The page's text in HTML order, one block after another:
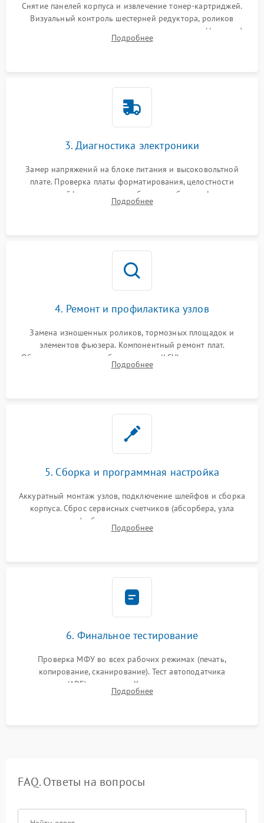
Снятие панелей корпуса и извлечение тонер-картриджей.
Визуальный контроль шестерней редуктора, роликов
захвата, термопленки и прижимного вала в печи (фьюзере).
Проверка оптики сканера на загрязнения.
Подробнее
3. Диагностика электроники
Замер напряжений на блоке питания и высоковольтной
плате. Проверка платы форматирования, целостности
плоских шлейфов сканера и работоспособности флажков и
оптопар (датчиков прохождения бумаги).
Подробнее
4. Ремонт и профилактика узлов
Замена изношенных роликов, тормозных площадок и
элементов фьюзера. Компонентный ремонт плат.
Обязательная очистка блока лазера (LSU), зеркал и тракта
печати от просыпанного тонера и бумажной пыли.
Подробнее
5. Сборка и программная настройка
Аккуратный монтаж узлов, подключение шлейфов и сборка
корпуса. Сброс сервисных счетчиков (абсорбера, узла
закрепления), обновление прошивки и программная
калибровка цветопередачи и позиционирования сканера.
Подробнее
6. Финальное тестирование
Проверка МФУ во всех рабочих режимах (печать,
копирование, сканирование). Тест автоподатчика
документов (ADF) и дуплекса. Контроль качества отпечатка
на отсутствие серого фона, полос и надежность запекания
Подробнее
FAQ. Ответы на вопросы